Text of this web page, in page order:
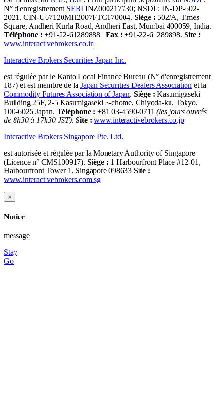
N° d'enregistrement SEBI INZ000217730; NSDL: IN-DP-602-
2021. CIN-U67120MH2007FTC170004. Siège : 502/A, Times
Square, Andheri Kurla Road, Andheri East, Mumbai 400059, India.
Téléphone : +91-22-61289888 | Fax : +91-22-61289898. Site :
www.interactivebrokers.co.in
Interactive Brokers Securities Japan Inc.
est régulée par le Kanto Local Finance Bureau (N° d'enregistrement
187) et est membre de la Japan Securities Dealers Association et la
Commodity Futures Association of Japan. Siège : Kasumigaseki
Building 25F, 2-5 Kasumigaseki 3-chome, Chiyoda-ku, Tokyo,
100-6025 Japan. Téléphone : +81 03-4590-0711 (les jours ouvrés
de 8h30 à 17h30 JST). Site : www.interactivebrokers.co.jp
Interactive Brokers Singapore Pte. Ltd.
est autorisée et régulée par la Monetary Authority of Singapore
(Licence n° CMS100917). Siège : 1 Harbourfront Place #12-01,
Harbourfront Tower 1, Singapore 098633 Site :
www.interactivebrokers.com.sg
×
Notice
message
Stay
Go